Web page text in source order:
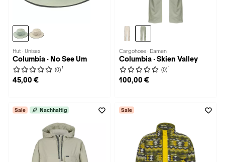
Hut · Unisex
Columbia · No See Um
(0) 1
45,00 €
Cargohose · Damen
Columbia · Skien Valley
(0) 1
100,00 €
Sale Nachhaltig Sale